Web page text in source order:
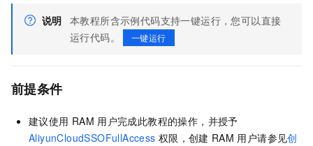
说明 本教程所含示例代码支持一键运行，您可以直接
运行代码。
一键运行
前提条件
建议使用 RAM 用户完成此教程的操作，并授予
AliyunCloudSSOFullAccess 权限，创建 RAM 用户请参见创